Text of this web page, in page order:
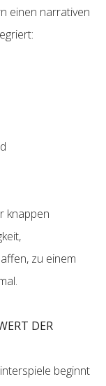
einen narrativen
knappen
zu einem
DER
beginnt